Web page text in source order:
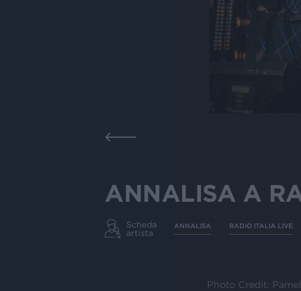
ANNALISA A
Scheda
artista
ANNALISA RADIO ITALIA LIVE
Photo Credit: